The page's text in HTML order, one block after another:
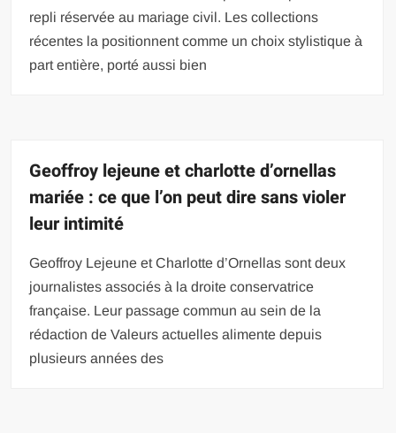
repli réservée au mariage civil. Les collections
récentes la positionnent comme un choix stylistique à
part entière, porté aussi bien
Geoffroy lejeune et charlotte d’ornellas
mariée : ce que l’on peut dire sans violer
leur intimité
Geoffroy Lejeune et Charlotte d’Ornellas sont deux
journalistes associés à la droite conservatrice
française. Leur passage commun au sein de la
rédaction de Valeurs actuelles alimente depuis
plusieurs années des